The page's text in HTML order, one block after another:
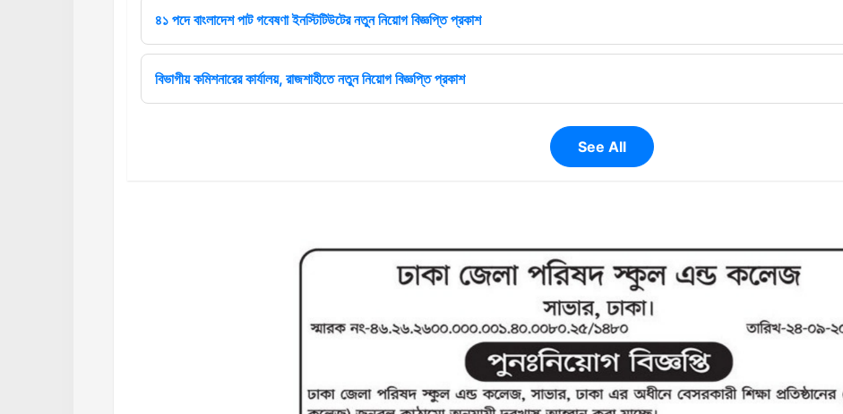
৪১ পদে বাংলাদেশ পাট গবেষণা ইনস্টিটিউটের নতুন নিয়োগ বিজ্ঞপ্তি প্রকাশ
বিভাগীয় কমিশনারের কার্যালয়, রাজশাহীতে নতুন নিয়োগ বিজ্ঞপ্তি প্রকাশ
See All